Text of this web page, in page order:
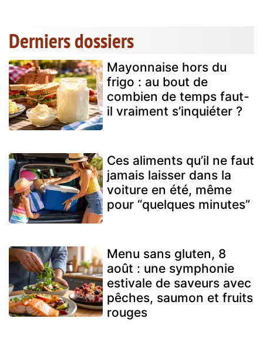
Derniers dossiers
Mayonnaise hors du
frigo : au bout de
combien de temps faut-
il vraiment s’inquiéter ?
Ces aliments qu’il ne faut
jamais laisser dans la
voiture en été, même
pour “quelques minutes”
Menu sans gluten, 8
août : une symphonie
estivale de saveurs avec
pêches, saumon et fruits
rouges